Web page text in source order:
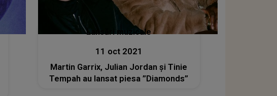
Lansări muzicale
11 oct 2021
Martin Garrix, Julian Jordan și Tinie
Tempah au lansat piesa ”Diamonds”